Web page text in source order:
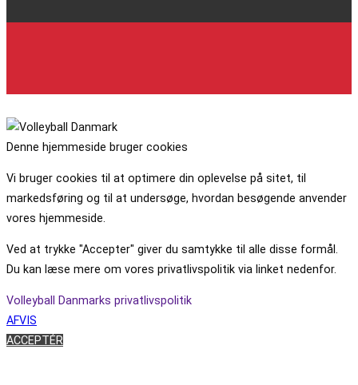
Denne hjemmeside bruger cookies
Vi bruger cookies til at optimere din oplevelse på sitet, til
markedsføring og til at undersøge, hvordan besøgende anvender
vores hjemmeside.
Ved at trykke "Accepter" giver du samtykke til alle disse formål.
Du kan læse mere om vores privatlivspolitik via linket nedenfor.
Volleyball Danmarks privatlivspolitik
AFVIS
ACCEPTÉR